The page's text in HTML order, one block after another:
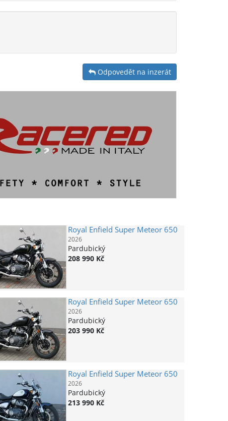
Odpovedět na inzerát
Royal Enfield Super Meteor 650
2026
Pardubický
208 990 Kč
Royal Enfield Super Meteor 650
2026
Pardubický
203 990 Kč
Royal Enfield Super Meteor 650
2026
Pardubický
213 990 Kč